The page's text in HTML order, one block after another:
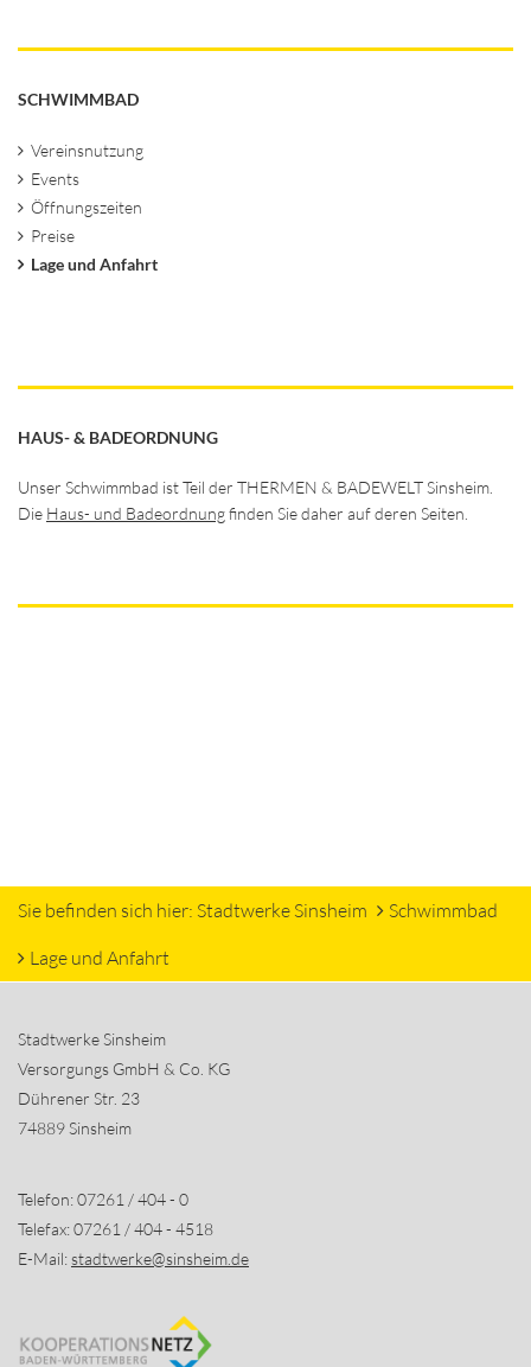
SCHWIMMBAD
Vereinsnutzung
Events
Öffnungszeiten
Preise
Lage und Anfahrt
HAUS- & BADEORDNUNG
Unser Schwimmbad ist Teil der THERMEN & BADEWELT Sinsheim.
Die Haus- und Badeordnungfinden Sie daher auf deren Seiten.
Sie befinden sich hier: Stadtwerke Sinsheim
Schwimmbad
Lage und Anfahrt
Stadtwerke Sinsheim
Versorgungs GmbH & Co. KG
Dührener Str. 23
74889 Sinsheim
Telefon: 07261 / 404 - 0
Telefax: 07261 / 404 - 4518
E-Mail:stadtwerke@sinsheim.de